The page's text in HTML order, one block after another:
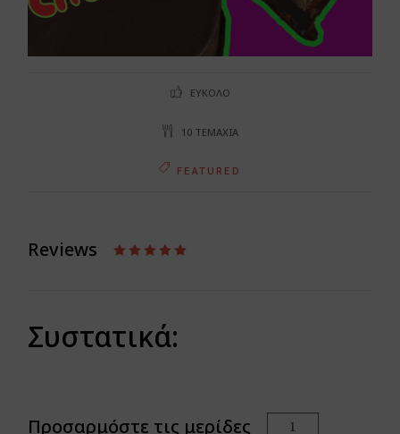
ΕΎΚΟΛΟ
10 ΤΕΜΆΧΙΑ
FEATURED
Reviews
Συστατικά:
Προσαρμόστε τις μερίδες